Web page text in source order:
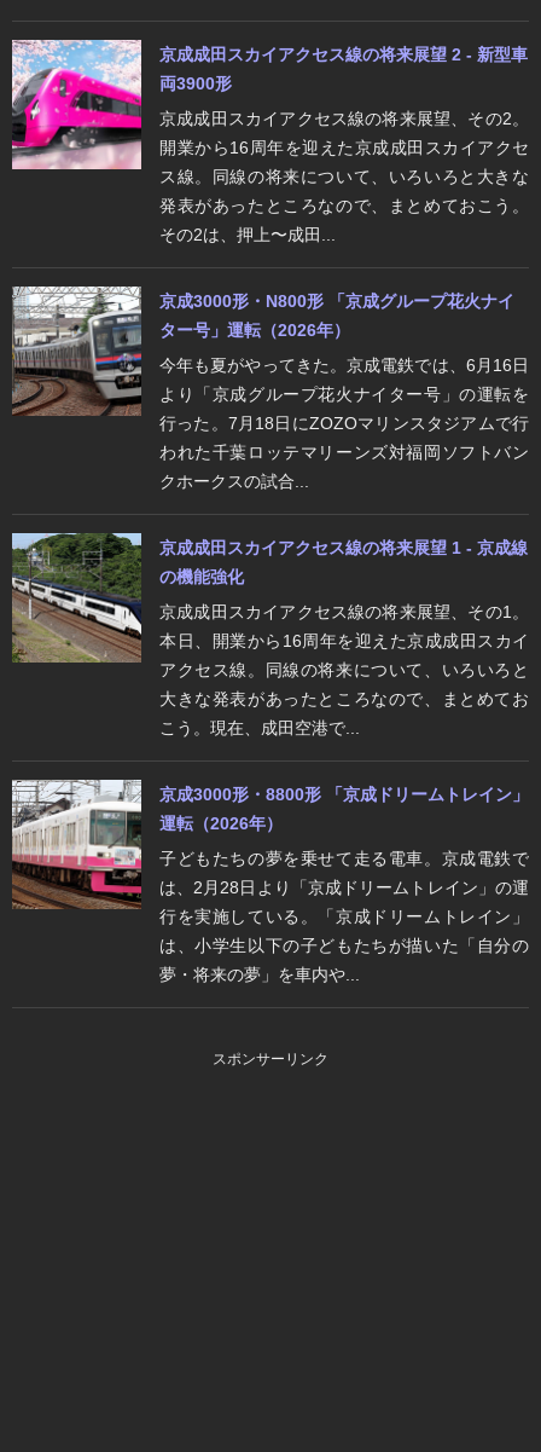
京成成田スカイアクセス線の将来展望 2 - 新型車
両3900形
京成成田スカイアクセス線の将来展望、その2。
開業から16周年を迎えた京成成田スカイアクセ
ス線。同線の将来について、いろいろと大きな
発表があったところなので、まとめておこう。
その2は、押上〜成田...
京成3000形・N800形 「京成グループ花火ナイ
ター号」運転（2026年）
今年も夏がやってきた。京成電鉄では、6月16日
より「京成グループ花火ナイター号」の運転を
行った。7月18日にZOZOマリンスタジアムで行
われた千葉ロッテマリーンズ対福岡ソフトバン
クホークスの試合...
京成成田スカイアクセス線の将来展望 1 - 京成線
の機能強化
京成成田スカイアクセス線の将来展望、その1。
本日、開業から16周年を迎えた京成成田スカイ
アクセス線。同線の将来について、いろいろと
大きな発表があったところなので、まとめてお
こう。現在、成田空港で...
京成3000形・8800形 「京成ドリームトレイン」
運転（2026年）
子どもたちの夢を乗せて走る電車。京成電鉄で
は、2月28日より「京成ドリームトレイン」の運
行を実施している。「京成ドリームトレイン」
は、小学生以下の子どもたちが描いた「自分の
夢・将来の夢」を車内や...
スポンサーリンク